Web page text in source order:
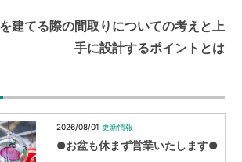
建てる際の間取りについての考えと上
手に設計するポイントとは
2026/08/01 更新情報
●お盆も休まず営業いたします●